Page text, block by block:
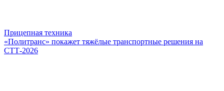
Прицепная техника
«Политранс» покажет тяжёлые транспортные решения на
СТТ-2026